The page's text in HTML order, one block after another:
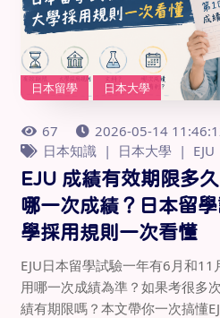
日本留學 日本大學
67
2026-05-14
日本知識
日本大學 EJU
EJU 成績有效期限多
哪一次成績？日本留
學採用規則一次看懂
EJU日本留學試驗一年有6月和
用哪一次成績為準？如果考很多
績有期限嗎？本文帶你一次搞懂